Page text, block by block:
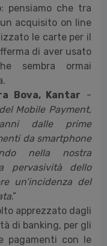
pensiamo che tra
acquisito on line
le carte per il
di aver usato
sembra ormai
Bova, Kantar -
Mobile Payment,
dalle prime
da smartphone
nella nostra
pervasività dello
un’incidenza del
.”
apprezzato dagli
di banking, per gli
pagamenti con le